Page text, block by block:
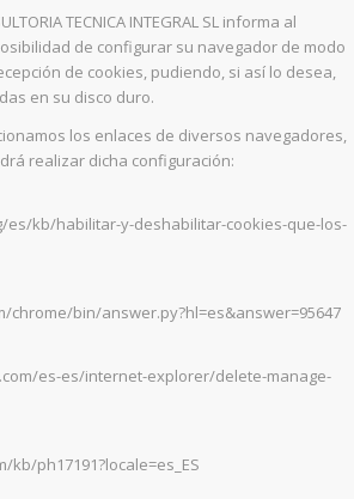
TECNICA INTEGRAL SL informa al
de configurar su navegador de modo
de cookies, pudiendo, si así lo desea,
en su disco duro.
los enlaces de diversos navegadores,
realizar dicha configuración:
es/kb/habilitar-y-deshabilitar-cookies-que-los-
chrome/bin/answer.py?hl=es&answer=95647
es-es/internet-explorer/delete-manage-
ph17191?locale=es_ES